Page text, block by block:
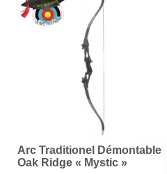
Arc Traditionel Démontable
Oak Ridge « Mystic »